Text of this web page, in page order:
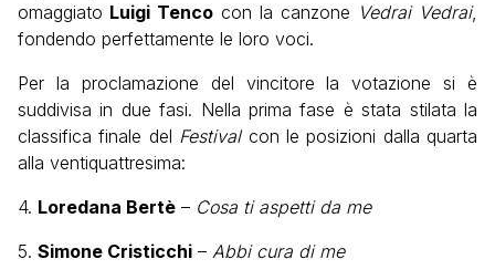
omaggiato Luigi Tenco con la canzone Vedrai Vedrai,
fondendo perfettamente le loro voci.
Per la proclamazione del vincitore la votazione si è
suddivisa in due fasi. Nella prima fase è stata stilata la
classifica finale del Festivalcon le posizioni dalla quarta
alla ventiquattresima:
4. Loredana Bertè – Cosa ti aspetti da me
5. Simone Cristicchi – Abbi cura di me